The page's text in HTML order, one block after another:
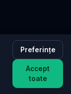
Preferințe
Accept
toate